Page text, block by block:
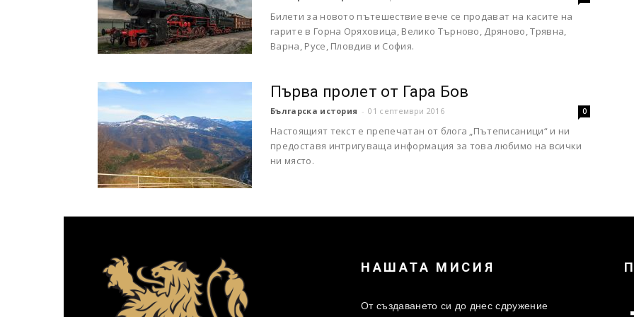
Билети за новото пътешествие вече се продават на касите на
гарите в Горна Оряховица, Велико Търново, Дряново, Трявна,
Варна, Русе, Пловдив и София.
Първа пролет от Гара Бов
Българска история - 01 септември 2016 0
Настоящият текст е препечатан от блога „Пътеписаници“ и ни
предоставя интригуваща информация за това любимо на всички
ни място.
НАШАТА МИСИЯ
От създаването си до днес сдружение